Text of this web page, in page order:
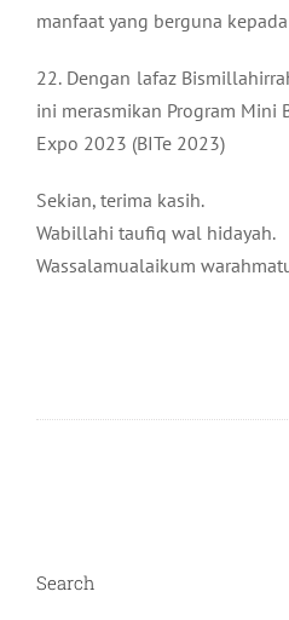
manfaat yang berguna
22. Dengan lafaz
ini merasmikan Program Mini
Expo 2023 (BITe 2023)
Sekian, terima kasih.
Wabillahi taufiq wal hidayah.
Wassalamualaikum
Search